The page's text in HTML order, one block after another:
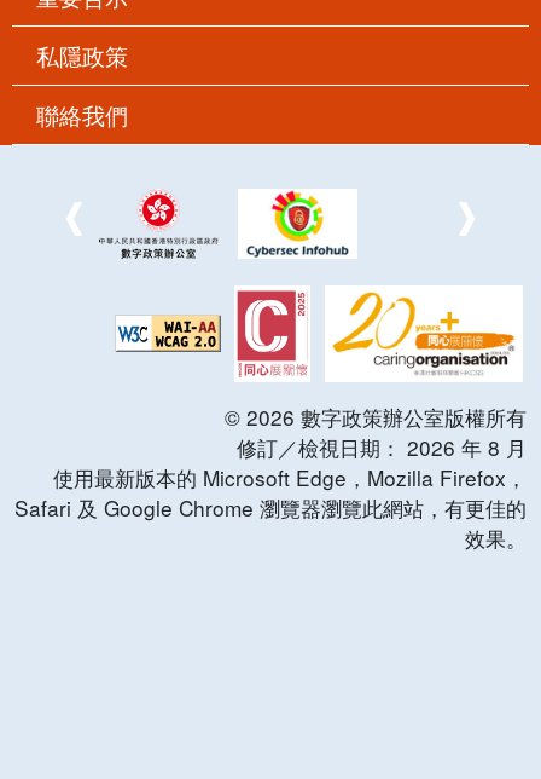
私隱政策
聯絡我們
© 2026 數字政策辦公室版權所有
修訂／檢視日期： 2026 年 8 月
使用最新版本的 Microsoft Edge，Mozilla Firefox，
Safari 及 Google Chrome 瀏覽器瀏覽此網站，有更佳的
效果。